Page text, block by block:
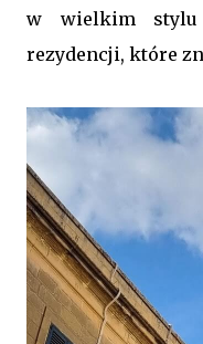
w wielkim
rezydencji, które